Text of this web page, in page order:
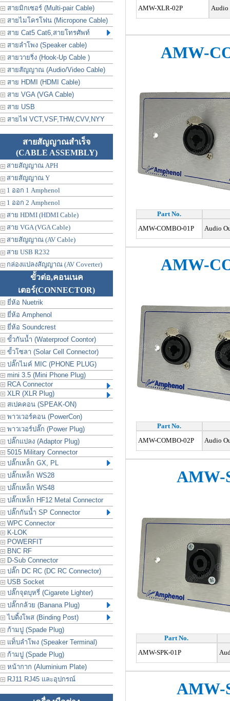
สายมิกเซอร์ (Multi-pair Cable)
สายไมโครโฟน (Micropone Cable)
สาย Cat5 Cat6,สายโทรศัพท์
สายลำโพง (Speaker cable)
สายวายริ่ง (Hook-Up Cable )
สายสัญญาณ (Audio/Video Cable)
สาย HDMI (HDMI Cable)
สาย VGA (VGA Cable)
สาย USB
สายไฟ VCT,VSF,THW,CVV,NYY
สายสัญญาณสำเร็จ
(CABLE ASSEMBLY)
สายสัญญาณ APH
สายสัญญาณ Y
1 ออก 1 Amphenol
1 ออก 2 Amphenol
สาย HDMI (HDMI Cable)
สาย VGA (VGA Cable)
สายสัญญาณ (AV Cable)
สาย USB R232
กล่องแปลงสัญญาณ (AV Coverter)
ขั้วต่อ,คอนเนค
เตอร์(CONNECTOR)
ยี่ห้อ Nuetrik
ยี่ห้อ Amphenol
ยี่ห้อ Soundcrest
ขั้วกันน้ำ (Waterproof Coontor)
ขั้วโซลา (Solar Cell Connector)
ปลั๊กไมค์ MIC (PHONE PLUG)
mini 3.5 (Mini Phone Plug)
RCA Connector
XLR (XLR Plug)
สเปคคอน (SPEAK-ON)
พาวเวอร์คอน (PowerCon)
พาวเวอร์ปลั๊ก (Power Plug)
ปลั๊กแปลง (Adaptor Plug)
5015 Military Connector
ปลั๊กเหล็ก GX, PL
ปลั๊กเหล็ก WS28
ปลั๊กเหล็ก WS48
ปลั๊กเหล็ก HF12 Metal Connector
ปลั๊กกันน้ำ SP Connector
WPC Connector
K-LOK
POWERFIT
BNC RF
D-Sub Connector
ปลั๊ก DC RC (DC RC Connector)
USB Socket
ปลั๊กจุดบุหรี่ (Cigarete Lighter)
ปลั๊กกล้วย (Banana Plug)
ไบดิ้งโพส (Binding Post)
ก้ามปู (Spade Plug)
แท็บลำโพง (Speaker Terminal)
ก้ามปู (Spade Plug)
หน้ากาก (Aluminium Plate)
RJ11 RJ45 และอุปกรณ์
AMW-XLR-02P
Audio
AMW-
Part No.
AMW-COMBO-01P
Audio
AMW-
Part No.
AMW-COMBO-02P
Audio
AMW-
Part No.
AMW-SPK-01P
AMW-